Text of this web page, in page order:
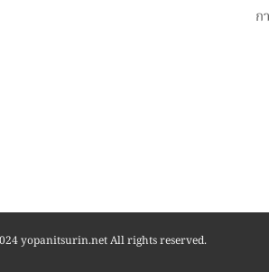
ก
yopanitsurin.net All rights reserved.